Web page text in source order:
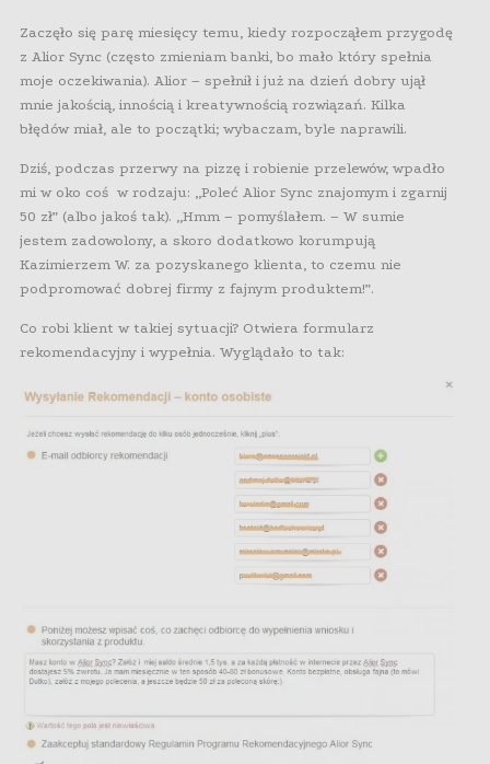
Zaczęło się parę miesięcy temu, kiedy rozpocząłem przygodę
z Alior Sync (często zmieniam banki, bo mało który spełnia
moje oczekiwania). Alior – spełnił i już na dzień dobry ujął
mnie jakością, innością i kreatywnością rozwiązań. Kilka
błędów miał, ale to początki; wybaczam, byle naprawili.
Dziś, podczas przerwy na pizzę i robienie przelewów, wpadło
mi w oko coś w rodzaju: „Poleć Alior Sync znajomym i zgarnij
50 zł” (albo jakoś tak). „Hmm – pomyślałem. – W sumie
jestem zadowolony, a skoro dodatkowo korumpują
Kazimierzem W. za pozyskanego klienta, to czemu nie
podpromować dobrej firmy z fajnym produktem!”.
Co robi klient w takiej sytuacji? Otwiera formularz
rekomendacyjny i wypełnia. Wyglądało to tak: